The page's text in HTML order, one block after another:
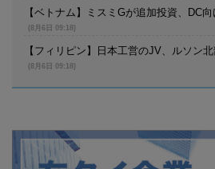
【ベトナム】ミスミGが追加投資、DC
(8月6日 09:18)
【フィリピン】日本工営のJV、ルソン
(8月6日 09:18)